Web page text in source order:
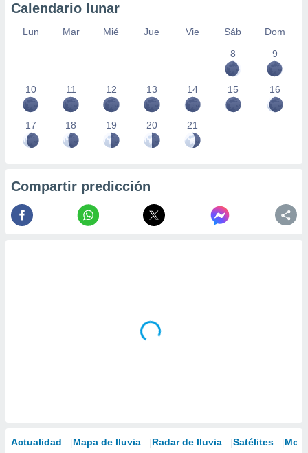
Calendario lunar
Lun Mar Mié Jue Vie Sáb
Dom
8
9
10 11 12 13 14 15 16
17 18 19 20 21
Compartir predicción
Actualidad Mapa de lluvia Radar de lluvia Satélites